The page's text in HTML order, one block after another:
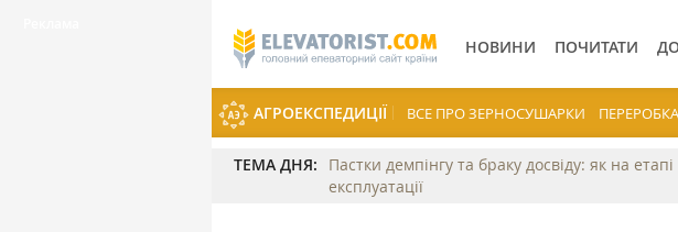
НОВИНИ ПОЧИТАТИ
АГРОЕКСПЕДИЦІЇ ВСЕ ПРО ЗЕРНОСУШАРКИ ПЕРЕРОБКА
ТЕМА ДНЯ:
Пастки демпінгу та браку досвіду: як на
експлуатації